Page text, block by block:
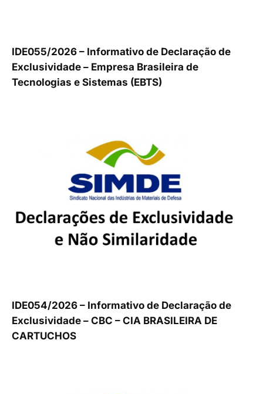
IDE055/2026 – Informativo de Declaração de
Exclusividade – Empresa Brasileira de
Tecnologias e Sistemas (EBTS)
IDE054/2026 – Informativo de Declaração de
Exclusividade – CBC – CIA BRASILEIRA DE
CARTUCHOS